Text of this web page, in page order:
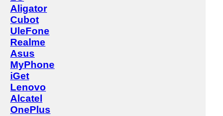
Aligator
Cubot
UleFone
Realme
Asus
MyPhone
iGet
Lenovo
Alcatel
OnePlus